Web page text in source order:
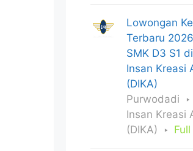
Lowongan
Terbaru
SMK D3 S1
Insan Kreasi
(DIKA)
Purwodadi
Insan Kreasi
(DIKA)